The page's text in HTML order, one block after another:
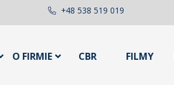
+48 538 519 019
O FIRMIE CBR FILMY